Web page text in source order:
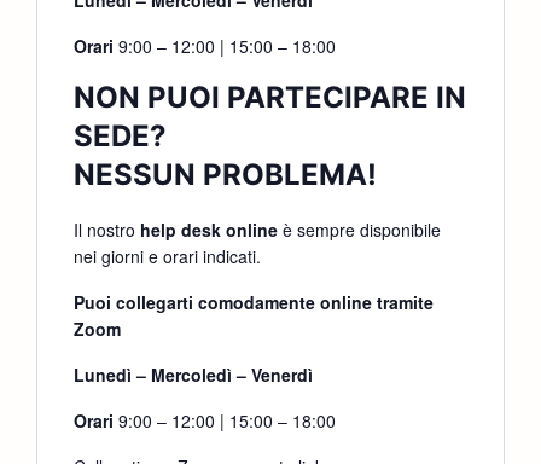
Orari 9:00 – 12:00 | 15:00 – 18:00
NON PUOI PARTECIPARE IN
SEDE?
NESSUN PROBLEMA!
Il nostro help desk online è sempre disponibile
nei giorni e orari indicati.
Puoi collegarti comodamente online tramite
Zoom
Lunedì – Mercoledì – Venerdì
Orari 9:00 – 12:00 | 15:00 – 18:00